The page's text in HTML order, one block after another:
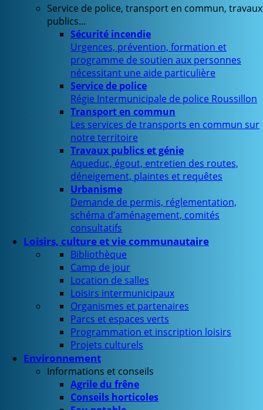
Service de police, transport en commun, travaux
publics…
Sécurité incendie
Urgences, prévention, formation et
programme de soutien aux personnes
nécessitant une aide particulière
Service de police
Régie Intermunicipale de police Roussillon
Transport en commun
Les services de transports en commun sur
notre territoire
Travaux publics et génie
Aqueduc, égout, entretien des routes,
déneigement, plaintes et requêtes
Urbanisme
Demande de permis, réglementation,
schéma d’aménagement, comités
consultatifs
Loisirs, culture et vie communautaire
Bibliothèque
Camp de jour
Location de salles
Loisirs intermunicipaux
Organismes et partenaires
Parcs et espaces verts
Programmation et inscription loisirs
Projets culturels
Environnement
Informations et conseils
Agrile du frêne
Conseils horticoles